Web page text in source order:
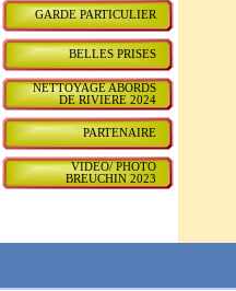
GARDE PARTICULIER
BELLES PRISES
NETTOYAGE ABORDS
DE RIVIERE 2024
PARTENAIRE
VIDEO/ PHOTO
BREUCHIN 2023